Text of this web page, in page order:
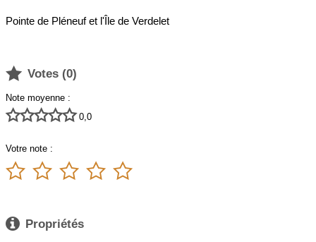
Pointe de Pléneuf et l'Île de Verdelet
 Votes (0)
Note moyenne :
 0,0
Votre note :
    
 Propriétés